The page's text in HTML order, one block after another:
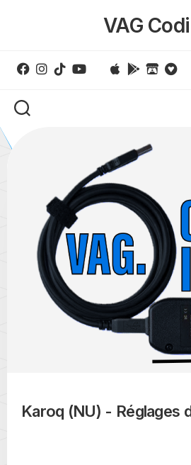
VAG
Karoq (NU) - Réglages